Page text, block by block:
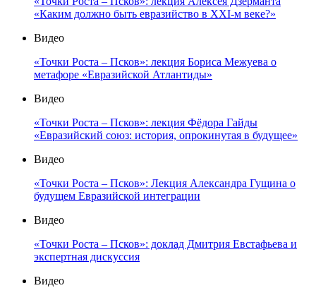
«Каким должно быть евразийство в XXI-м веке?»
Видео
«Точки Роста – Псков»: лекция Бориса Межуева о
метафоре «Евразийской Атлантиды»
Видео
«Точки Роста – Псков»: лекция Фёдора Гайды
«Евразийский союз: история, опрокинутая в будущее»
Видео
«Точки Роста – Псков»: Лекция Александра Гущина о
будущем Евразийской интеграции
Видео
«Точки Роста – Псков»: доклад Дмитрия Евстафьева и
экспертная дискуссия
Видео